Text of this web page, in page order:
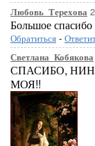
Любовь_Терехова
Большое спасибо
Обратиться -
Светлана_Кобякова
СПАСИБО,
МОЯ!!